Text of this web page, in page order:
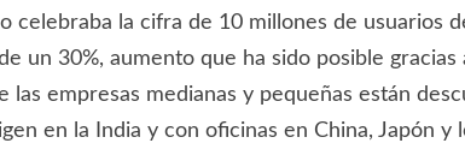
celebraba la cifra de 10 millones de usuarios
un 30%, aumento que ha sido posible
las empresas medianas y pequeñas están
en la India y con oficinas en China, Japón